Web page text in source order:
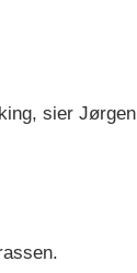
sier Jørgen